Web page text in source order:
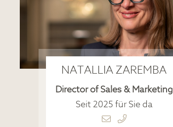
NATALLIA ZAREMBA
Director of Sales & Marketing
Seit 2025 für Sie da